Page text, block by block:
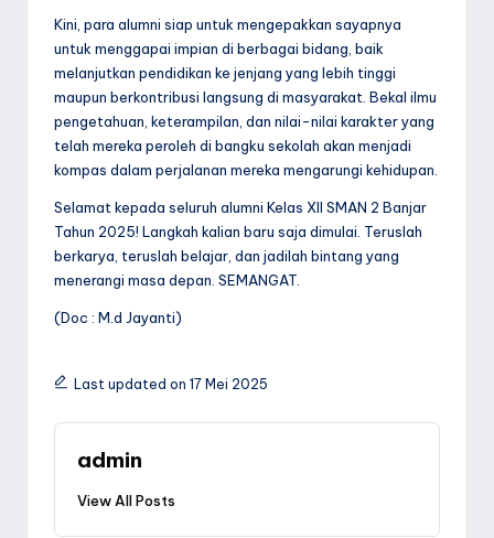
Kini, para alumni siap untuk mengepakkan sayapnya
untuk menggapai impian di berbagai bidang, baik
melanjutkan pendidikan ke jenjang yang lebih tinggi
maupun berkontribusi langsung di masyarakat. Bekal ilmu
pengetahuan, keterampilan, dan nilai-nilai karakter yang
telah mereka peroleh di bangku sekolah akan menjadi
kompas dalam perjalanan mereka mengarungi kehidupan.
Selamat kepada seluruh alumni Kelas XII SMAN 2 Banjar
Tahun 2025! Langkah kalian baru saja dimulai. Teruslah
berkarya, teruslah belajar, dan jadilah bintang yang
menerangi masa depan. SEMANGAT.
(Doc : M.d Jayanti)
Last updated on 17 Mei 2025
admin
View All Posts